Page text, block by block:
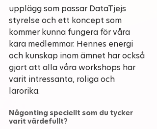
upplägg som passar DataTjejs
styrelse och ett koncept som
kommer kunna fungera för våra
kära medlemmar. Hennes energi
och kunskap inom ämnet har också
gjort att alla våra workshops har
varit intressanta, roliga och
lärorika.
Någonting speciellt som du tycker
varit värdefullt?